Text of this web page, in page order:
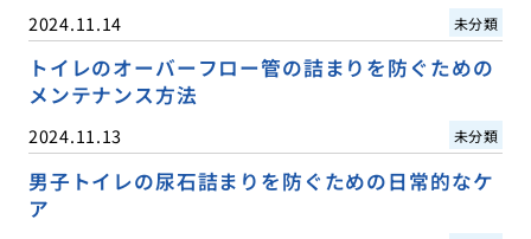
2024.11.14 未分類
トイレのオーバーフロー管の詰まりを防ぐための
メンテナンス方法
2024.11.13 未分類
男子トイレの尿石詰まりを防ぐための日常的なケ
ア